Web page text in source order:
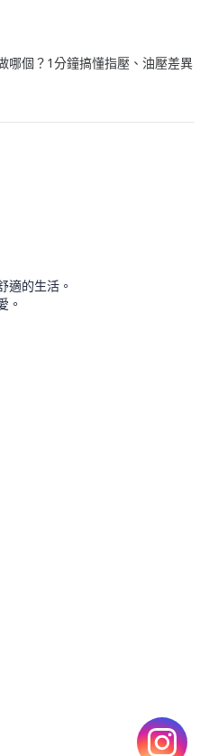
哪個？1分鐘搞懂指壓、油壓差異
適的生活。
。